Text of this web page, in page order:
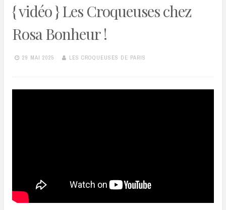
{ vidéo } Les Croqueuses chez
Rosa Bonheur !
29 MAI 2025 LES CROQUEUSES DE PARIS